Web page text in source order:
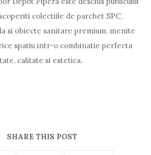
colectiile de parchet SPC,
si obiecte sanitare premium, menite
spatiu intr-o combinatie perfecta
calitate si estetica.
SHARE THIS POST